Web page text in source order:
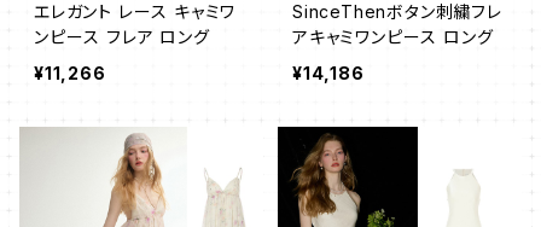
エレガント レース キャミワ
ンピース フレア ロング
¥11,266
SinceThenボタン刺繍フレ
アキャミワンピース ロング
¥14,186